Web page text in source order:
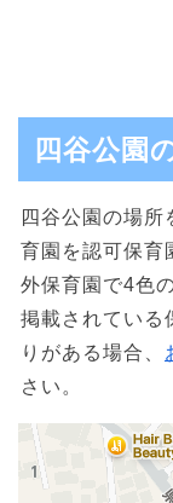
四谷公園
四谷公園の場所
育園を認可保育
外保育園で4色
掲載されている
りがある場合、
さい。